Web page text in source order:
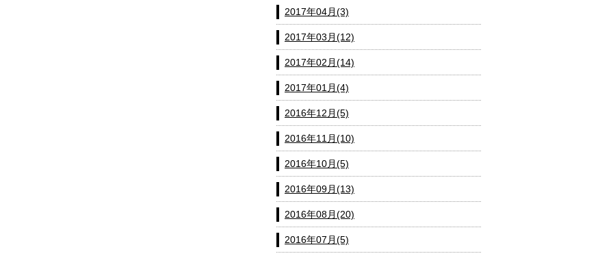
2017年04月(3)
2017年03月(12)
2017年02月(14)
2017年01月(4)
2016年12月(5)
2016年11月(10)
2016年10月(5)
2016年09月(13)
2016年08月(20)
2016年07月(5)